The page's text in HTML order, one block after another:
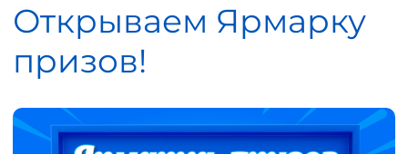
Открываем Ярмарку
призов!